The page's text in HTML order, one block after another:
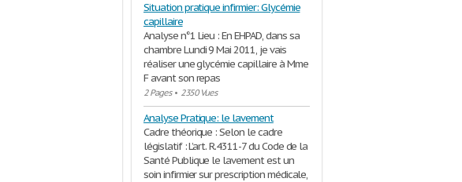
Situation pratique infirmier: Glycémie
capillaire
Analyse n°1 Lieu : En EHPAD, dans sa
chambre Lundi 9 Mai 2011, je vais
réaliser une glycémie capillaire à Mme
F avant son repas
2 Pages• 2350 Vues
Analyse Pratique: le lavement
Cadre théorique : Selon le cadre
législatif : L’art. R.4311-7 du Code de la
Santé Publique le lavement est un
soin infirmier sur prescription médicale,